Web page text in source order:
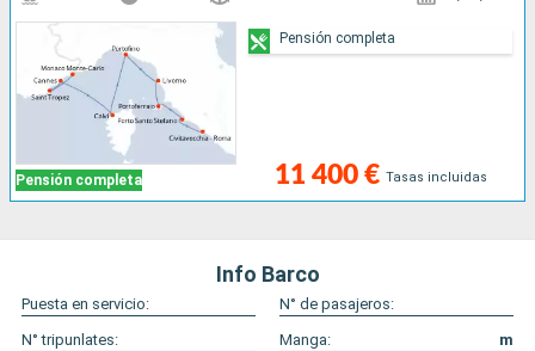
Pensión completa 11 400 € Tasas incluidas
Pensión completa
Info Barco
Puesta en servicio:
N° de pasajeros:
N° tripunlates:
Manga:
m